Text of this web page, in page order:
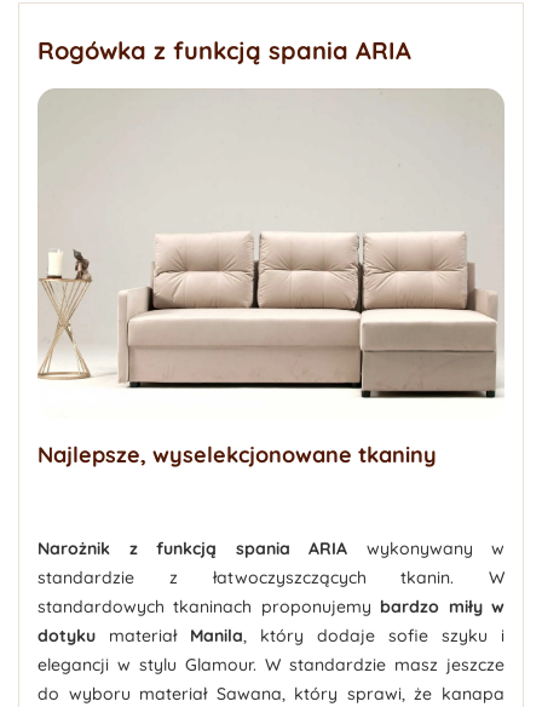
Rogówka z funkcją spania ARIA
Najlepsze, wyselekcjonowane tkaniny
Narożnik z funkcją spania ARIA wykonywany w
standardzie z łatwoczyszczących tkanin. W
standardowych tkaninach proponujemy bardzo miły w
dotyku materiał Manila, który dodaje sofie szyku i
elegancji w stylu Glamour. W standardzie masz jeszcze
do wyboru materiał Sawana, który sprawi, że kanapa